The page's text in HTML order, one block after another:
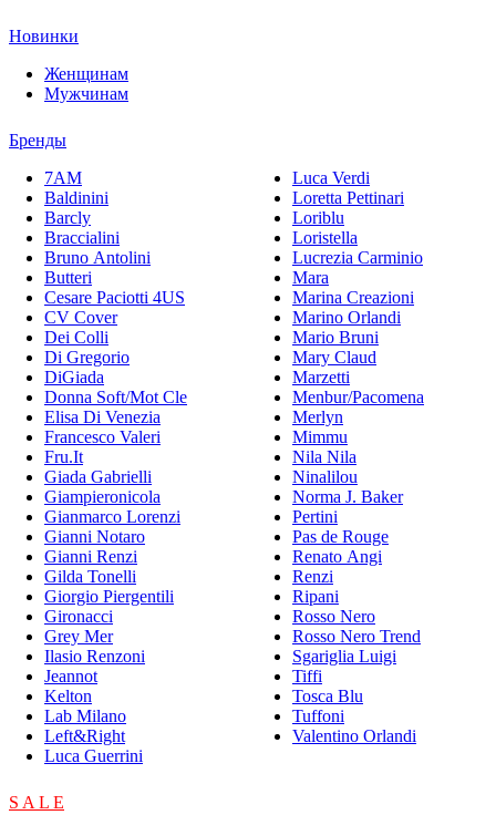
Новинки
Женщинам
Мужчинам
Бренды
7AM
Baldinini
Barcly
Braccialini
Bruno Antolini
Butteri
Cesare Paciotti 4US
CV Cover
Dei Colli
Di Gregorio
DiGiada
Donna Soft/Mot Cle
Elisa Di Venezia
Francesco Valeri
Fru.It
Giada Gabrielli
Giampieronicola
Gianmarco Lorenzi
Gianni Notaro
Gianni Renzi
Gilda Tonelli
Giorgio Piergentili
Gironacci
Grey Mer
Ilasio Renzoni
Jeannot
Kelton
Lab Milano
Left&Right
Luca Guerrini
Luca Verdi
Loretta Pettinari
Loriblu
Loristella
Lucrezia Carminio
Mara
Marina Creazioni
Marino Orlandi
Mario Bruni
Mary Claud
Marzetti
Menbur/Pacomena
Merlyn
Mimmu
Nila Nila
Ninalilou
Norma J. Baker
Pertini
Pas de Rouge
Renato Angi
Renzi
Ripani
Rosso Nero
Rosso Nero Trend
Sgariglia Luigi
Tiffi
Tosca Blu
Tuffoni
Valentino Orlandi
S A L E